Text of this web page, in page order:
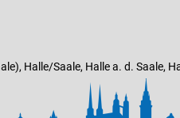
Halle/Saale, Halle a. d. Saale,